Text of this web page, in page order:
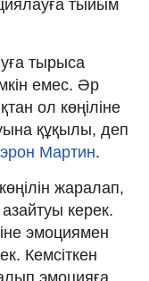
тыйым
тырыса
емес. Әр
ол көңіліне
құқылы, деп
Мартин.
жаралап,
керек.
эмоциямен
Кемсіткен